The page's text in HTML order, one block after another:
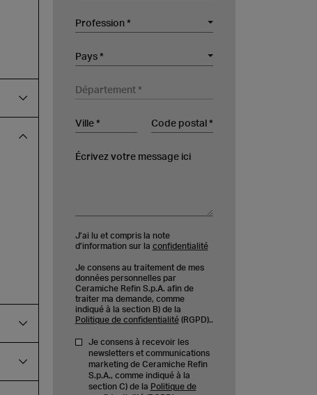
Profession
Profession *
Société
Pays
Pays *
Département
Ville Code postal
Écrivez votre message ici
J’ai lu et compris la note
d’information sur la confidentialité
Je consens au traitement de mes
données personnelles par
Ceramiche Refin S.p.A. afin de
traiter ma demande, comme
indiqué à la section B) de la
Politique de confidentialité(RGPD)..
Je consens à recevoir les
newsletters et communications
marketing de Ceramiche Refin
S.p.A., comme indiqué à la
section C) de la Politique de